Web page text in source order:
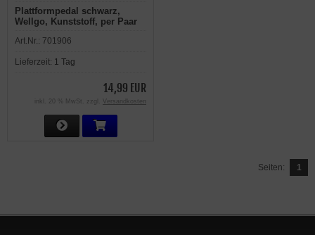
Plattformpedal schwarz,
Wellgo, Kunststoff, per Paar
Art.Nr.: 701906
Lieferzeit: 1 Tag
14,99 EUR
inkl. 20 % MwSt. zzgl. Versandkosten
Seiten: 1